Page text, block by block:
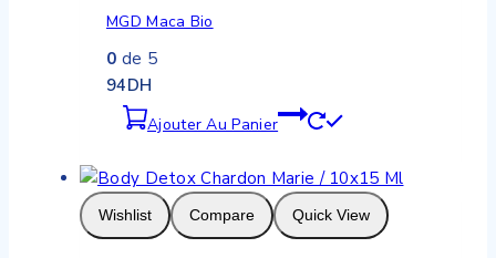
MGD Maca Bio
0 de 5
94DH
Ajouter Au Panier
Wishlist Compare Quick View